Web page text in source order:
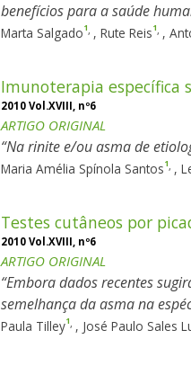
benefícios para a saúde
Marta Salgado1, , Rute Reis1, ,
Imunoterapia específica
2010 Vol.XVIII, nº6
ARTIGO ORIGINAL
Na rinite e/ou asma de
Maria Amélia Spínola Santos1, ,
Testes cutâneos por
2010 Vol.XVIII, nº6
ARTIGO ORIGINAL
Embora dados recentes
semelhança da asma na
Paula Tilley1, , José Paulo Sales